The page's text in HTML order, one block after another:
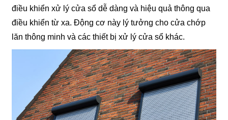
điều khiển xử lý cửa sổ dễ dàng và hiệu quả thông qua
điều khiển từ xa. Động cơ này lý tưởng cho cửa chớp
lăn thông minh và các thiết bị xử lý cửa sổ khác.